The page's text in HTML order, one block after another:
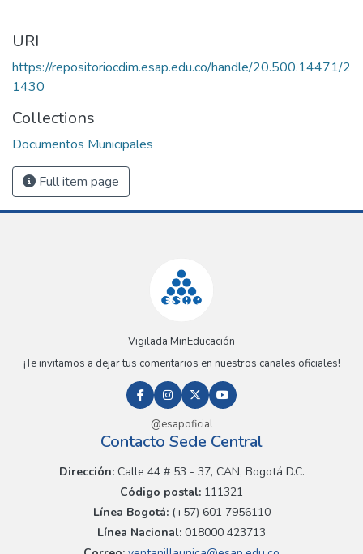
URI
https://repositoriocdim.esap.edu.co/handle/20.500.14471/2
1430
Collections
Documentos Municipales
Full item page
Vigilada MinEducación
¡Te invitamos a dejar tus comentarios en nuestros canales oficiales!
@esapoficial
Contacto Sede Central
Dirección:Calle 44 # 53 - 37, CAN, Bogotá D.C.
Código postal: 111321
Línea Bogotá:(+57) 601 7956110
Línea Nacional: 018000 423713